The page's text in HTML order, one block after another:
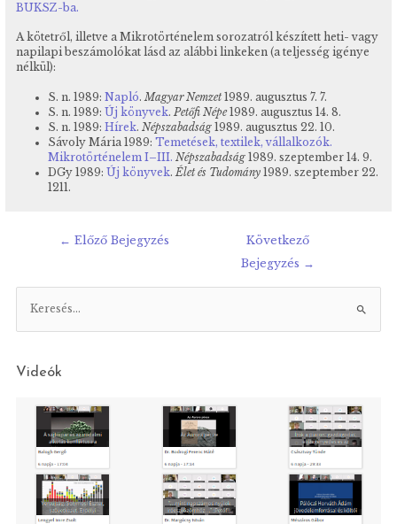
BUKSZ-ba.
A kötetről, illetve a Mikrotörténelem sorozatról készített heti- vagy
napilapi beszámolókat lásd az alábbi linkeken (a teljesség igénye
nélkül):
S. n. 1989: Napló.Magyar Nemzet1989. augusztus 7. 7.
S. n. 1989: Új könyvek. Petőfi Népe 1989. augusztus 14. 8.
S. n. 1989: Hírek. Népszabadság1989. augusztus 22. 10.
Sávoly Mária 1989: Temetések, textilek, vállalkozók.
Mikrotörténelem I–III. Népszabadság1989. szeptember 14. 9.
DGy 1989: Új könyvek.Élet és Tudomány1989. szeptember 22.
1211.
Bejegyzés
navigáció
← Előző Bejegyzés
Következő
Bejegyzés →
s
Videók